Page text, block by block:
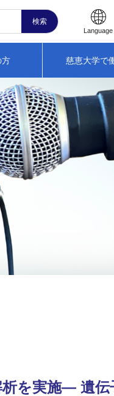
Language
方 慈恵大学で
を実施― 遺伝